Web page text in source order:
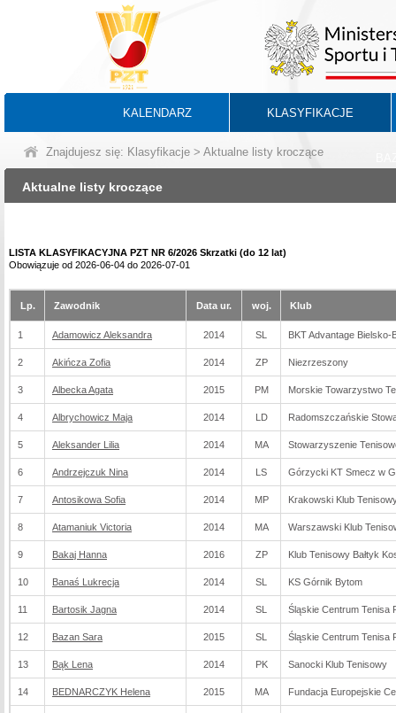
KALENDARZ KLASYFIKACJE
Znajdujesz się: Klasyfikacje > Aktualne listy kroczące
Aktualne listy kroczące
LISTA KLASYFIKACYJNA PZT NR 6/2026 Skrzatki (do 12 lat)
Obowiązuje od 2026-06-04 do 2026-07-01
Lp. Zawodnik Data ur. woj. Klub
1 Adamowicz Aleksandra 2014 SL BKT Advantage Bielsko-
2 Akińcza Zofia 2014 ZP Niezrzeszony
3 Albecka Agata 2015 PM Morskie Towarzystwo
4 Albrychowicz Maja 2014 LD Radomszczańskie
5 Aleksander Lilia 2014 MA Stowarzyszenie
6 Andrzejczuk Nina 2014 LS Górzycki KT Smecz w
7 Antosikowa Sofia 2014 MP Krakowski Klub
8 Atamaniuk Victoria 2014 MA Warszawski Klub
9 Bakaj Hanna 2016 ZP Klub Tenisowy Bałtyk
10 Banaś Lukrecja 2014 SL KS Górnik Bytom
11 Bartosik Jagna 2014 SL Śląskie Centrum Tenisa
12 Bazan Sara 2015 SL Śląskie Centrum Tenisa
13 Bąk Lena 2014 PK Sanocki Klub Tenisowy
14 BEDNARCZYK Helena 2015 MA Fundacja Europejskie